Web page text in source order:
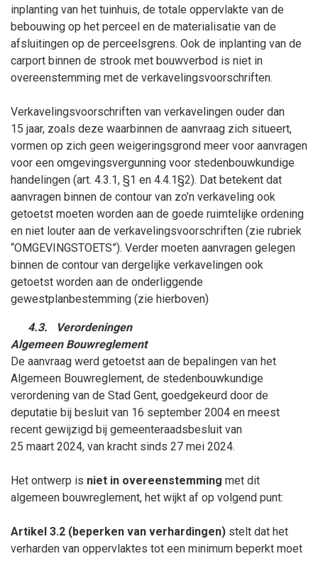
inplanting van het tuinhuis, de totale oppervlakte van de
bebouwing op het perceel en de materialisatie van de
afsluitingen op de perceelsgrens. Ook de inplanting van de
carport binnen de strook met bouwverbod is niet in
overeenstemming met de verkavelingsvoorschriften.
Verkavelingsvoorschriften van verkavelingen ouder dan
15 jaar, zoals deze waarbinnen de aanvraag zich situeert,
vormen op zich geen weigeringsgrond meer voor aanvragen
voor een omgevingsvergunning voor stedenbouwkundige
handelingen (art. 4.3.1, §1 en 4.4.1§2). Dat betekent dat
aanvragen binnen de contour van zo’n verkaveling ook
getoetst moeten worden aan de goede ruimtelijke ordening
en niet louter aan de verkavelingsvoorschriften (zie rubriek
“OMGEVINGSTOETS”). Verder moeten aanvragen gelegen
binnen de contour van dergelijke verkavelingen ook
getoetst worden aan de onderliggende
gewestplanbestemming (zie hierboven)
4.3.
Verordeningen
Algemeen Bouwreglement
De aanvraag werd getoetst aan de bepalingen van het
Algemeen Bouwreglement, de stedenbouwkundige
verordening van de Stad Gent, goedgekeurd door de
deputatie bij besluit van 16 september 2004 en meest
recent gewijzigd bij gemeenteraadsbesluit van
25 maart 2024, van kracht sinds 27 mei 2024.
Het ontwerp is niet in overeenstemming met dit
algemeen bouwreglement, het wijkt af op volgend punt:
Artikel 3.2 (beperken van verhardingen) stelt dat het
verharden van oppervlaktes tot een minimum beperkt moet